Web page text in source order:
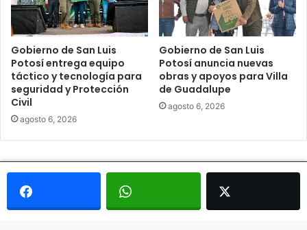
Gobierno de San Luis
Potosí entrega equipo
táctico y tecnología para
seguridad y Protección
Civil
agosto 6, 2026
Gobierno de San Luis
Potosí anuncia nuevas
obras y apoyos para Villa
de Guadalupe
agosto 6, 2026
© Copyright 2026, Todos los derechos reservados - Metrópoli
San Luis 2013 |